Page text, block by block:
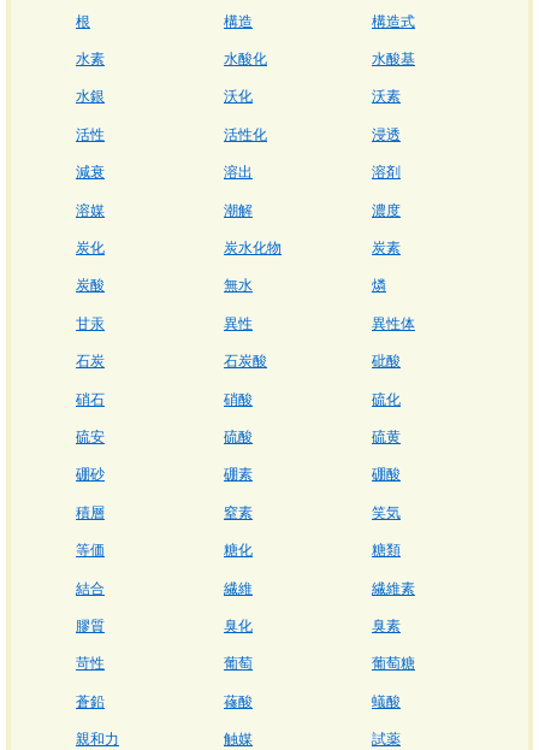
根 構造 構造式
水素 水酸化 水酸基
水銀 沃化 沃素
活性 活性化 浸透
減衰 溶出 溶剤
溶媒 潮解 濃度
炭化 炭水化物 炭素
炭酸 無水 燐
甘汞 異性 異性体
石炭 石炭酸 砒酸
硝石 硝酸 硫化
硫安 硫酸 硫黄
硼砂 硼素 硼酸
積層 窒素 笑気
等価 糖化 糖類
結合 繊維 繊維素
膠質 臭化 臭素
苛性 葡萄 葡萄糖
蒼鉛 蓚酸 蟻酸
親和力 触媒 試薬